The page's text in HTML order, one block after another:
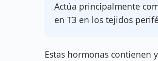
Actúa principalmente
en T3 en los tejidos
Estas hormonas contienen